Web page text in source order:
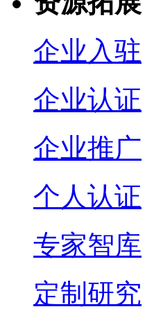
企业入驻
企业认证
企业推广
个人认证
专家智库
定制研究